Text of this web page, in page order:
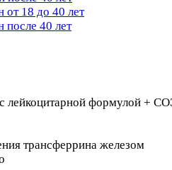
18 до 40 лет
40 лет
лейкоцитарной формулой +
трансферрина железом